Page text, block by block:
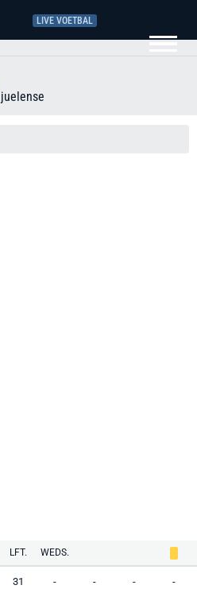
LIVE VOETBAL
LFT. WEDS.
31 - - - -